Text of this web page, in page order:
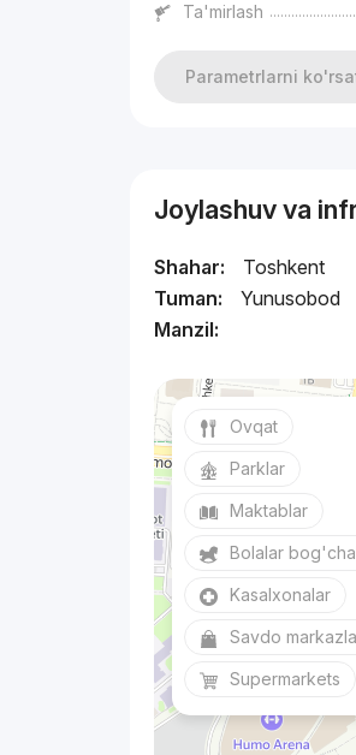
Ta'mirlash
Parametrlarni
Joylashuv va
Shahar:
Toshkent
Tuman:
Yunusobod
Manzil:
Ovqat
Parklar
Maktablar
Bolalar
Kasalxonalar
Savdo
Supermarkets